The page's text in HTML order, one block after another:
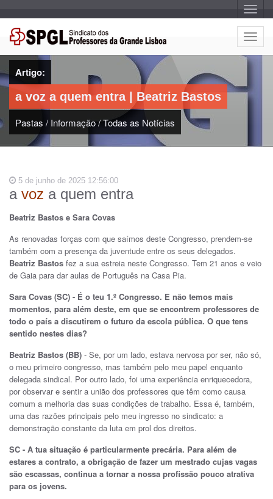
A
l
t
e
r
a
o
A
l
t
n
a
Artigo:
a voz a quem entra | Beatriz Bastos
Pastas / Informação/Todas as Notícias
5 de junho de 2025 12:56:00
a voz a quem entra
Beatriz Bastos e Sara Covas
As renovadas forças com que saímos deste Congresso, prendem-se
também com a presença da juventude entre os seus delegados.
Beatriz Bastos fez a sua estreia neste Congresso. Tem 21 anos e veio
de Gaia para dar aulas de Português na Casa Pia.
Sara Covas (SC) - É o teu 1.º Congresso. E não temos mais
momentos, para além deste, em que se encontrem professores de
todo o país a discutirem o futuro da escola pública. O que tens
sentido nestes dias?
Beatriz Bastos (BB) - Se, por um lado, estava nervosa por ser, não só,
o meu primeiro congresso, mas também pelo meu papel enquanto
delegada sindical. Por outro lado, foi uma experiência enriquecedora,
por observar e sentir a união dos professores que têm como causa
comum a melhoria das suas condições de trabalho. Essa é, também,
uma das razões principais pelo meu ingresso no sindicato: a
demonstração constante da luta em prol dos direitos.
SC - A tua situação é particularmente precária. Para além de
estares a contrato, a obrigação de fazer um mestrado cujas vagas
são escassas, continua a tornar a nossa profissão pouco atrativa
para os jovens.